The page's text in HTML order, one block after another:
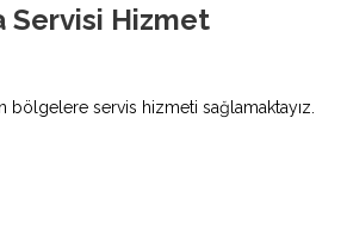
Servisi Hizmet
bölgelere servis hizmeti sağlamaktayız.